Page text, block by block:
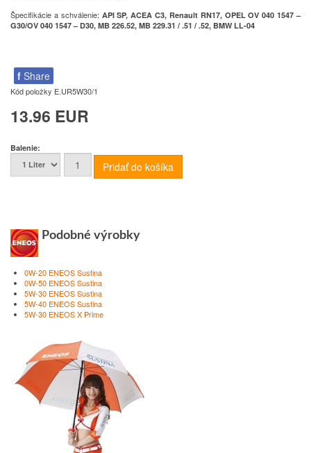
Špecifikácie a schválenie: API SP, ACEA C3, Renault RN17, OPEL OV 040 1547 –
G30/OV 040 1547 – D30, MB 226.52, MB 229.31 / .51 / .52, BMW LL-04
f Share
Kód položky E.UR5W30/1
13.96 EUR
Balenie:
Podobné výrobky
0W-20 ENEOS Sustina
0W-50 ENEOS Sustina
5W-30 ENEOS Sustina
5W-40 ENEOS Sustina
5W-30 ENEOS X Prime